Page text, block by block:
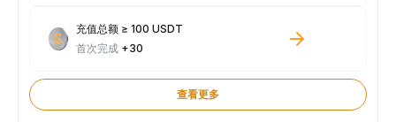
充值总额 ≥ 100 USDT
首次完成 +30
查看更多